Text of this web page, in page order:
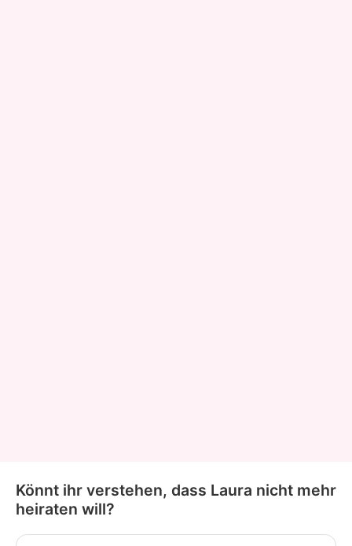
Könnt ihr verstehen, dass Laura nicht mehr
heiraten will?